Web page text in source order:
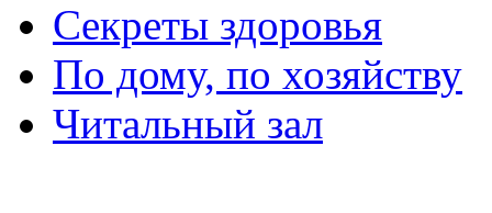
Секреты здоровья
По дому, по хозяйству
Читальный зал